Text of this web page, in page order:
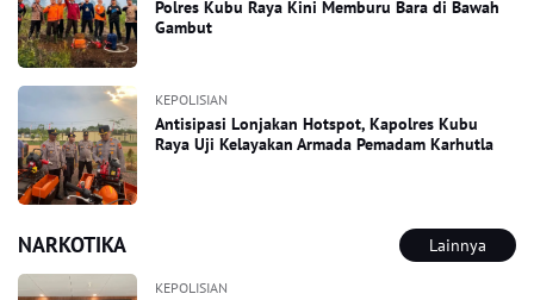
Polres Kubu Raya Kini Memburu Bara di Bawah
Gambut
KEPOLISIAN
Antisipasi Lonjakan Hotspot, Kapolres Kubu
Raya Uji Kelayakan Armada Pemadam Karhutla
NARKOTIKA Lainnya
KEPOLISIAN